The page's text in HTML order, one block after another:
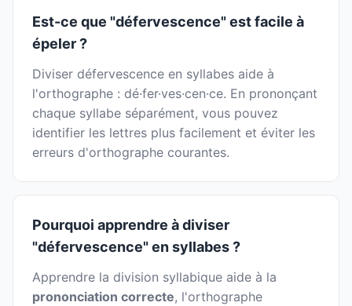
Est-ce que "défervescence" est facile à
épeler ?
Diviser défervescence en syllabes aide à
l'orthographe : dé·fer·ves·cen·ce. En prononçant
chaque syllabe séparément, vous pouvez
identifier les lettres plus facilement et éviter les
erreurs d'orthographe courantes.
Pourquoi apprendre à diviser
"défervescence" en syllabes ?
Apprendre la division syllabique aide à la
prononciation correcte, l'orthographe